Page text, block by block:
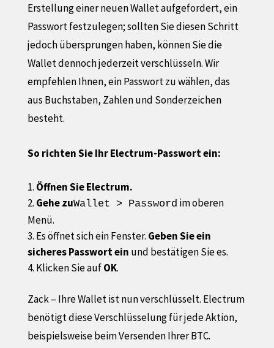
Erstellung einer neuen Wallet aufgefordert, ein
Passwort festzulegen; sollten Sie diesen Schritt
jedoch übersprungen haben, können Sie die
Wallet dennoch jederzeit verschlüsseln. Wir
empfehlen Ihnen, ein Passwort zu wählen, das
aus Buchstaben, Zahlen und Sonderzeichen
besteht.
So richten Sie Ihr Electrum-Passwort ein:
Öffnen Sie Electrum.
Gehe zuWallet > Password im oberen
Menü.
Es öffnet sich ein Fenster. Geben Sie ein
sicheres Passwort ein und bestätigen Sie es.
Klicken Sie aufOK.
Zack – Ihre Wallet ist nun verschlüsselt. Electrum
benötigt diese Verschlüsselung für jede Aktion,
beispielsweise beim Versenden Ihrer BTC.